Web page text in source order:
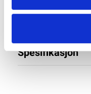
Spesifikasjon